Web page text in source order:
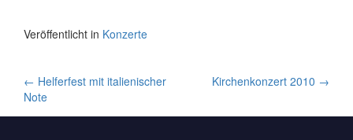
Veröffentlicht in Konzerte
Artikel-
Navigation
← Helferfest mit italienischer
Note
Kirchenkonzert 2010 →